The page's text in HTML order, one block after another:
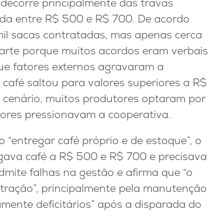
entre R$ 500 e R$ 700. De acordo
sacas contratadas, mas apenas cerca
porque muitos acordos eram verbais
fatores externos agravaram a
saltou para valores superiores a R$
muitos produtores optaram por
pressionavam a cooperativa.
café próprio e de estoque”, o
café a R$ 500 e R$ 700 e precisava
falhas na gestão e afirma que “o
principalmente pela manutenção
deficitários” após a disparada do